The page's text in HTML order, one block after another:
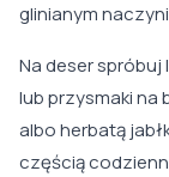
glinianym
Na deser spróbuj
lub przysmaki na
albo herbatą
częścią